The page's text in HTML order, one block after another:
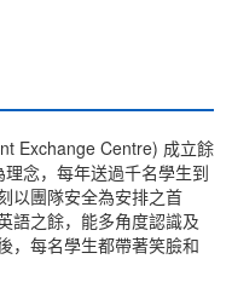
Exchange Centre) 成立餘
理念，每年送過千名學生到
以團隊安全為安排之首
語之餘，能多角度認識及
，每名學生都帶著笑臉和